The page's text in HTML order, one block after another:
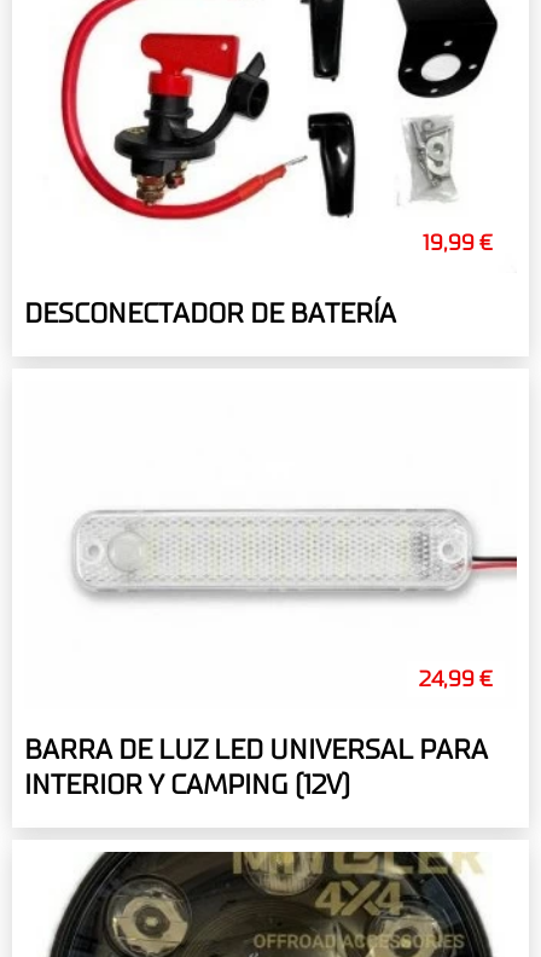
19,99 €
DESCONECTADOR DE BATERÍA
24,99 €
BARRA DE LUZ LED UNIVERSAL PARA
INTERIOR Y CAMPING (12V)